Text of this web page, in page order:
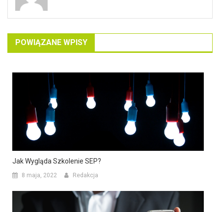
POWIĄZANE WPISY
Jak Wygląda Szkolenie SEP?
8 maja, 2022 Redakcja